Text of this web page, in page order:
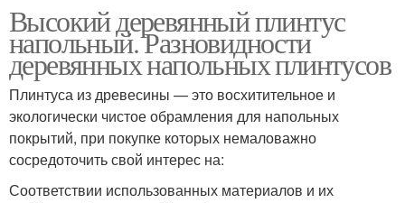
Высокий деревянный плинтус
напольный. Разновидности
деревянных напольных плинтусов
Плинтуса из древесины — это восхитительное и
экологически чистое обрамления для напольных
покрытий, при покупке которых немаловажно
сосредоточить свой интерес на:
Соответствии использованных материалов и их